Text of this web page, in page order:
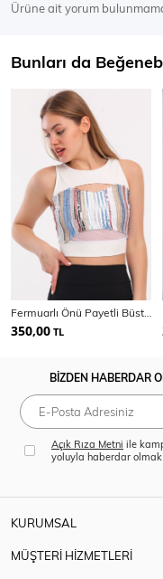
Ürüne ait yorum
Bunları da
350,00 TL
BİZDEN HABERDAR
Açık Rıza Metni ile
yoluyla haberdar olmak
KURUMSAL
MÜŞTERİ HİZMETLERİ